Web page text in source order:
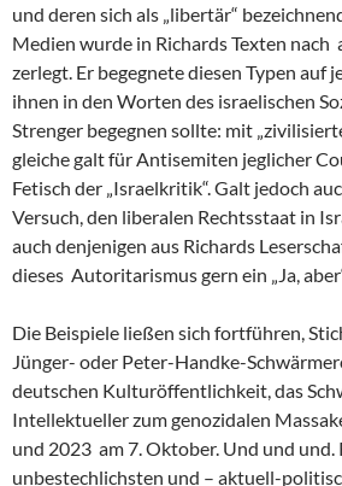
und deren sich als „libertär“
Medien wurde in Richards Texten nach
zerlegt. Er begegnete diesen Typen auf
ihnen in den Worten des israelischen
Strenger begegnen sollte: mit
gleiche galt für Antisemiten jeglicher
Fetisch der „Israelkritik“. Galt jedoch
Versuch, den liberalen Rechtsstaat in
auch denjenigen aus Richards
dieses Autoritarismus gern ein „Ja,
Die Beispiele ließen sich fortführen,
Jünger- oder Peter-Handke-
deutschen Kulturöffentlichkeit, das
Intellektueller zum genozidalen
und 2023 am 7. Oktober. Und und
unbestechlichsten und – aktuell-